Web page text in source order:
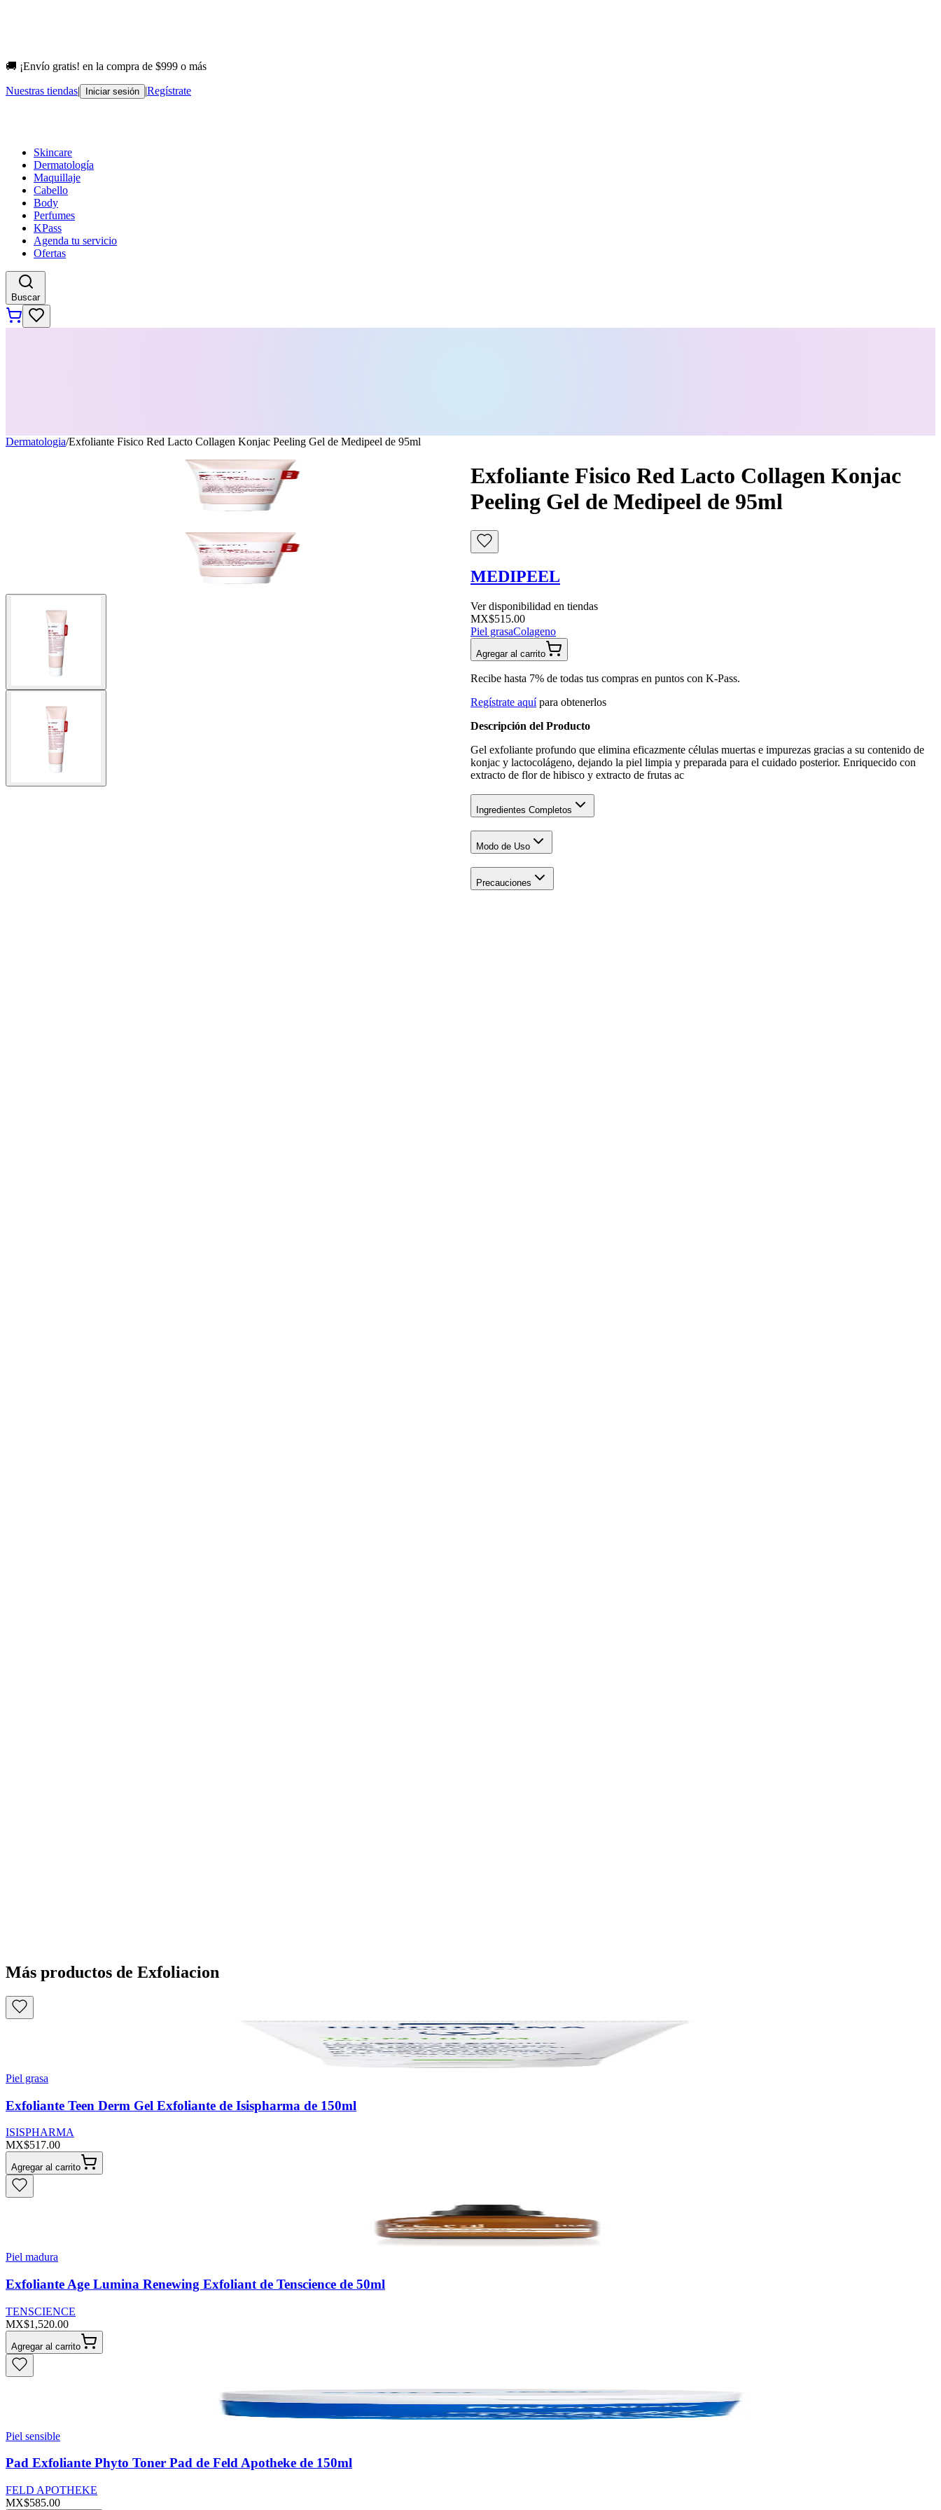
🚚 ¡Envío gratis! en la compra de $999 o más
Nuestras tiendas| Iniciar sesión |Regístrate
Skincare
Dermatología
Maquillaje
Cabello
Body
Perfumes
KPass
Agenda tu servicio
Ofertas
Buscar
Dermatologia/Exfoliante Fisico Red Lacto Collagen Konjac Peeling Gel de Medipeel de 95ml
Exfoliante Fisico Red Lacto Collagen Konjac
Peeling Gel de Medipeel de 95ml
MEDIPEEL
Ver disponibilidad en tiendas
MX$515.00
Piel grasaColageno
Agregar al carrito
Recibe hasta 7% de todas tus compras en puntos con K-Pass.
Regístrate aquí para obtenerlos
Descripción del Producto
Gel exfoliante profundo que elimina eficazmente células muertas e impurezas gracias a su contenido de
konjac y lactocolágeno, dejando la piel limpia y preparada para el cuidado posterior. Enriquecido con
extracto de flor de hibisco y extracto de frutas ac
Ingredientes Completos
Modo de Uso
Precauciones
Más productos de Exfoliacion
Piel grasa
Exfoliante Teen Derm Gel Exfoliante de Isispharma de 150ml
ISISPHARMA
MX$517.00
Agregar al carrito
Piel madura
Exfoliante Age Lumina Renewing Exfoliant de Tenscience de 50ml
TENSCIENCE
MX$1,520.00
Agregar al carrito
Piel sensible
Pad Exfoliante Phyto Toner Pad de Feld Apotheke de 150ml
FELD APOTHEKE
MX$585.00